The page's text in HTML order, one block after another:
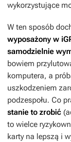
wykorzystujące
W ten sposób
wyposażony w
samodzielnie
bowiem
komputera, a
uszkodzeniem
podzespołu. Co
stanie to zrobić
to wielce
karty na lepszą i